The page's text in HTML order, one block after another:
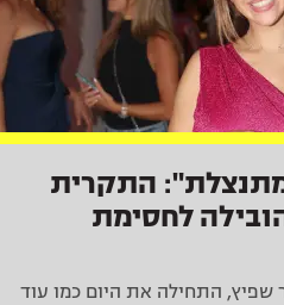
התקרית
לחסימת
שפיץ, התחילה את היום כמו עוד